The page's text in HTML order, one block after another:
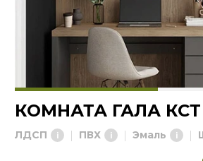
КОМНАТА ГАЛА КСТ
ЛДСП ПВХ Эмаль